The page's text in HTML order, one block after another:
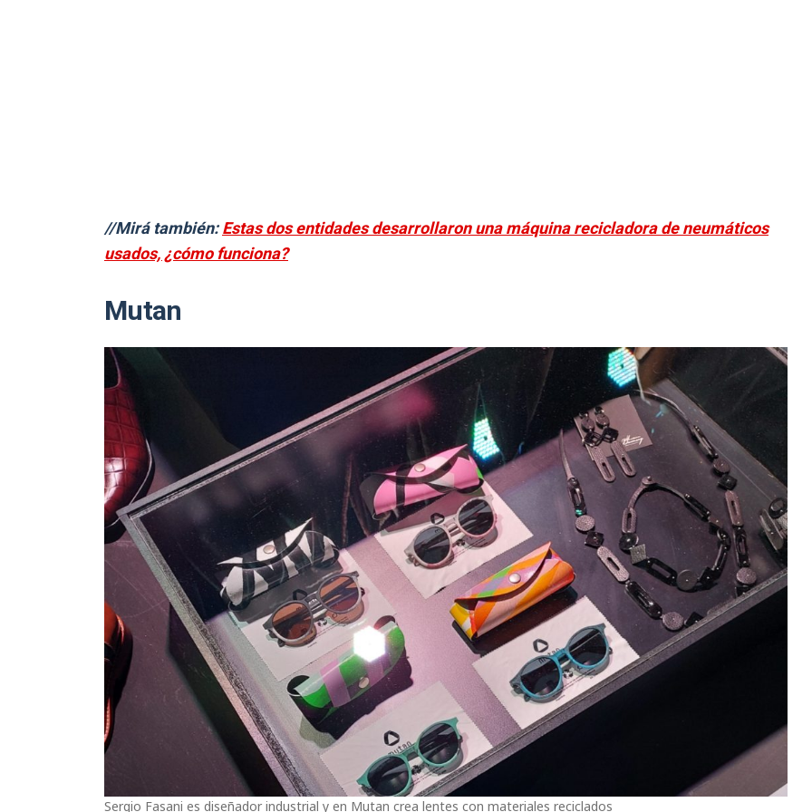
//Mirá también:Estas dos entidades desarrollaron una máquina recicladora de neumáticos
usados, ¿cómo funciona?
Mutan
Sergio Fasani es diseñador industrial y en Mutan crea lentes con materiales reciclados